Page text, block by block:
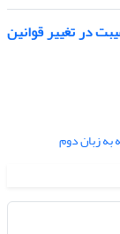
در تغییر قوانین
به زبان دوم